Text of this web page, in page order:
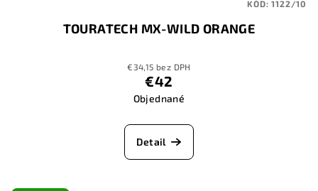
TOURATECH MX-WILD ORANGE
€34,15 bez DPH
€42
Objednané
Detail
KÓD:1122/10